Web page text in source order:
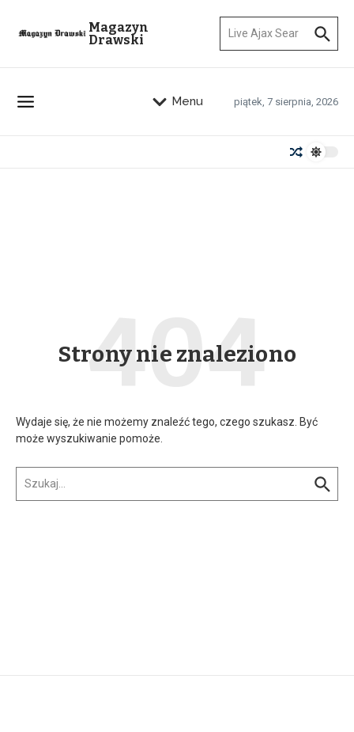
Magazyn
Drawski
Menu piątek, 7 sierpnia, 2026
Strony nie znaleziono
Wydaje się, że nie możemy znaleźć tego, czego szukasz. Być
może wyszukiwanie pomoże.